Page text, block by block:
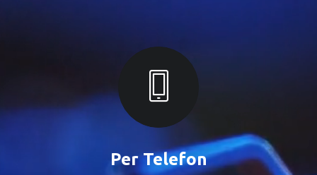
Per Telefon